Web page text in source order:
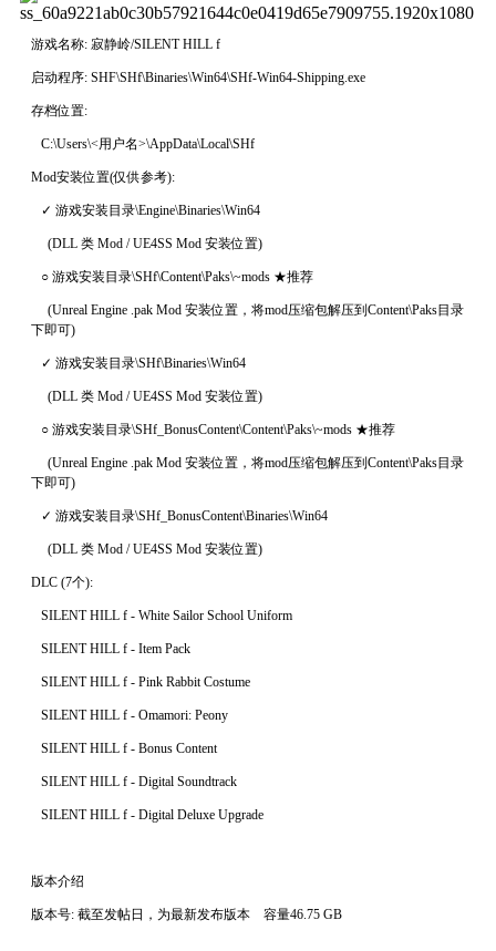
游戏名称: 寂静岭/SILENT HILL f
启动程序: SHF\SHf\Binaries\Win64\SHf-Win64-Shipping.exe
存档位置:
C:\Users\<用户名>\AppData\Local\SHf
Mod安装位置(仅供参考):
✓ 游戏安装目录\Engine\Binaries\Win64
(DLL 类 Mod / UE4SS Mod 安装位置)
○ 游戏安装目录\SHf\Content\Paks\~mods ★推荐
(Unreal Engine .pak Mod 安装位置，将mod压缩包解压到Content\Paks目录
下即可)
✓ 游戏安装目录\SHf\Binaries\Win64
(DLL 类 Mod / UE4SS Mod 安装位置)
○ 游戏安装目录\SHf_BonusContent\Content\Paks\~mods ★推荐
(Unreal Engine .pak Mod 安装位置，将mod压缩包解压到Content\Paks目录
下即可)
✓ 游戏安装目录\SHf_BonusContent\Binaries\Win64
(DLL 类 Mod / UE4SS Mod 安装位置)
DLC (7个):
SILENT HILL f - White Sailor School Uniform
SILENT HILL f - Item Pack
SILENT HILL f - Pink Rabbit Costume
SILENT HILL f - Omamori: Peony
SILENT HILL f - Bonus Content
SILENT HILL f - Digital Soundtrack
SILENT HILL f - Digital Deluxe Upgrade
版本介绍
版本号: 截至发帖日，为最新发布版本 容量46.75 GB